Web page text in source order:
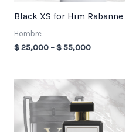
Black XS for Him Rabanne
Hombre
$25,000 –$55,000
Price
$ 25,000
through
$ 55,000